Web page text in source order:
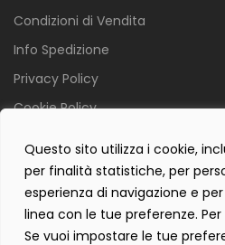
Questo sito utilizza i cookie,
per finalità statistiche, per
esperienza di navigazione e
linea con le tue preferenze.
Se vuoi impostare le tue
Condizioni di Vendita
Info Spedizione
Privacy Policy
Cookie Policy
Copyright 2019 © Tecnostudio di